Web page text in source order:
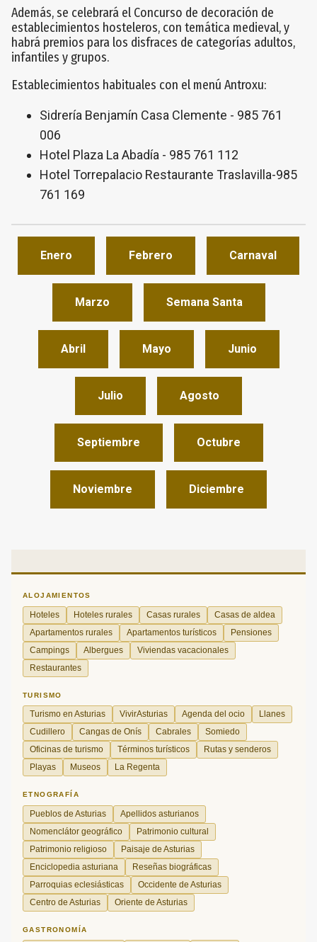
Además, se celebrará el Concurso de decoración de
establecimientos hosteleros, con temática medieval, y
habrá premios para los disfraces de categorías adultos,
infantiles y grupos.
Establecimientos habituales con el menú Antroxu:
Sidrería Benjamín Casa Clemente - 985 761
006
Hotel Plaza La Abadía - 985 761 112
Hotel Torrepalacio Restaurante Traslavilla-985
761 169
Enero Febrero Carnaval
Marzo Semana Santa
Abril Mayo Junio
Julio Agosto
Septiembre Octubre
Noviembre Diciembre